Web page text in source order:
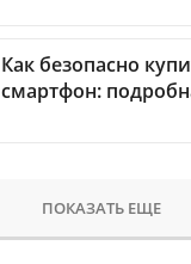
Как безопасно
смартфон:
ПОКАЗАТЬ ЕЩЕ